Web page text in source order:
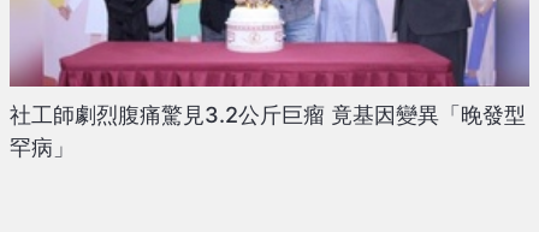
社工師劇烈腹痛驚見3.2公斤巨瘤 竟基因變異「晚發型
罕病」